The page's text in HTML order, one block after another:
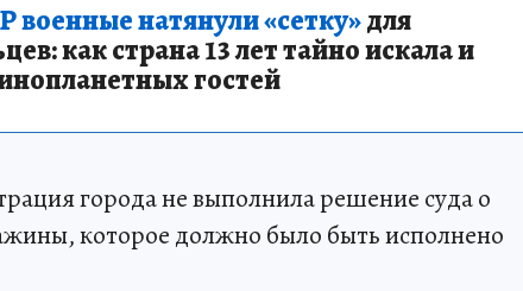
военные натянули «сетку»для
как страна 13 лет тайно искала и
гостей
города не выполнила решение суда о
которое должно было быть исполнено